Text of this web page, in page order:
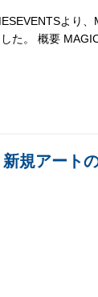
より、
た。 概要
規アート